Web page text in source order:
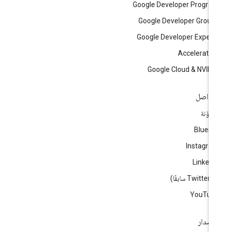
Google Developer
Google Developer
Google Developer
Google Cloud &